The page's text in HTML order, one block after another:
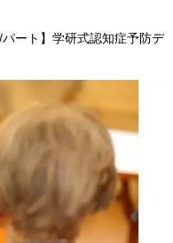
ート】学研式認知症予防デ